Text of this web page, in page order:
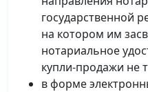
государственной
на котором им
нотариальное
купли-продажи не
в форме